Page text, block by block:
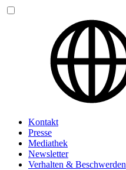
Kontakt
Presse
Mediathek
Newsletter
Verhalten & Beschwerden